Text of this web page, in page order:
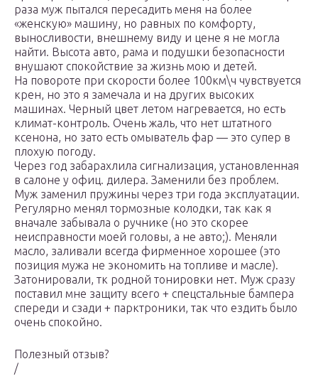
раза муж пытался пересадить меня на более
«женскую» машину, но равных по комфорту,
выносливости, внешнему виду и цене я не могла
найти. Высота авто, рама и подушки безопасности
внушают спокойствие за жизнь мою и детей.
На повороте при скорости более 100км\ч чувствуется
крен, но это я замечала и на других высоких
машинах. Черный цвет летом нагревается, но есть
климат-контроль. Очень жаль, что нет штатного
ксенона, но зато есть омыватель фар — это супер в
плохую погоду.
Через год забарахлила сигнализация, установленная
в салоне у офиц. дилера. Заменили без проблем.
Муж заменил пружины через три года эксплуатации.
Регулярно менял тормозные колодки, так как я
вначале забывала о ручнике (но это скорее
неисправности моей головы, а не авто;). Меняли
масло, заливали всегда фирменное хорошее (это
позиция мужа не экономить на топливе и масле).
Затонировали, тк родной тонировки нет. Муж сразу
поставил мне защиту всего + спецстальные бампера
спереди и сзади + парктроники, так что ездить было
очень спокойно.
Полезный отзыв?
/